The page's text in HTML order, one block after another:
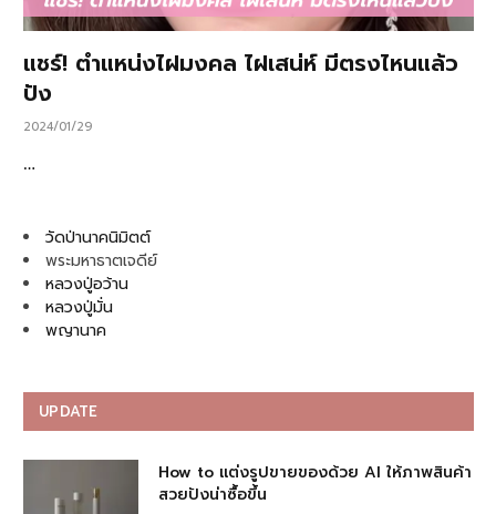
แชร์! ตำแหน่งไฝมงคล ไฝเสน่ห์ มีตรงไหนแล้ว
ปัง
2024/01/29
…
วัดป่านาคนิมิตต์
พระมหาธาตเจดีย์
หลวงปู่อว้าน
หลวงปู่มั่น
พญานาค
UPDATE
How to แต่งรูปขายของด้วย AI ให้ภาพสินค้า
สวยปังน่าซื้อขึ้น